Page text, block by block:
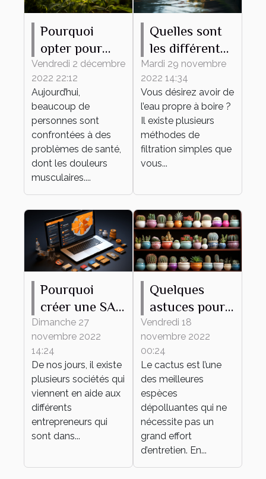
Pourquoi
opter pour
l’utilisation de
l’huile de
CBD ?
Vendredi 2 décembre
2022 22:12
Aujourd’hui,
beaucoup de
personnes sont
confrontées à des
problèmes de santé,
dont les douleurs
musculaires....
Quelles sont
les différentes
méthodes
pour avoir de
l’eau propre ?
Mardi 29 novembre
2022 14:34
Vous désirez avoir de
l’eau propre à boire ?
Il existe plusieurs
méthodes de
filtration simples que
vous...
Pourquoi
créer une SAS
en ligne ?
Dimanche 27
novembre 2022
14:24
De nos jours, il existe
plusieurs sociétés qui
viennent en aide aux
différents
entrepreneurs qui
sont dans...
Quelques
astuces pour
bien
entretenir son
mini cactus
Vendredi 18
novembre 2022
00:24
Le cactus est l’une
des meilleures
espèces
dépolluantes qui ne
nécessite pas un
grand effort
d’entretien. En...